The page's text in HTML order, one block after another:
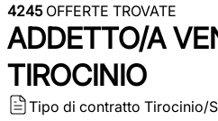
4245OFFERTE TROVATE
ADDETTO/A
TIROCINIO
Tipo di contratto Tirocinio/